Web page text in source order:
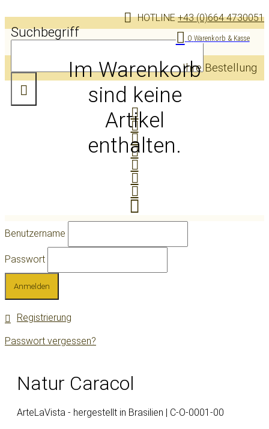
HOTLINE+43 (0)664 4730051
Suchbegriff 0 Warenkorb & Kasse
Ihre Bestellung
Im Warenkorb
sind keine
Artikel
enthalten.
Benutzername
Passwort
Anmelden
Registrierung
Passwort vergessen?
Natur Caracol
ArteLaVista - hergestellt in Brasilien | C-O-0001-00